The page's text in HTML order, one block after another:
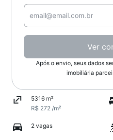
Ver
Após o envio, seus dados
imobiliária
5316 m²
R$ 272 /m²
2 vagas